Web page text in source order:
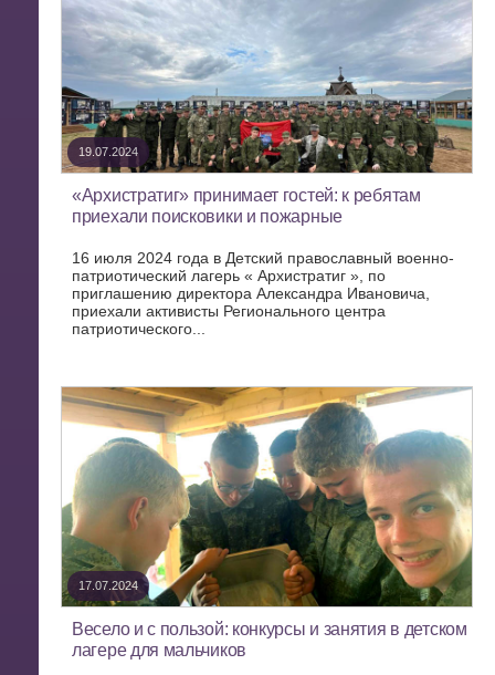
19.07.2024
«Архистратиг» принимает гостей: к ребятам
приехали поисковики и пожарные
16 июля 2024 года в Детский православный военно-
патриотический лагерь « Архистратиг », по
приглашению директора Александра Ивановича,
приехали активисты Регионального центра
патриотического...
17.07.2024
Весело и с пользой: конкурсы и занятия в детском
лагере для мальчиков